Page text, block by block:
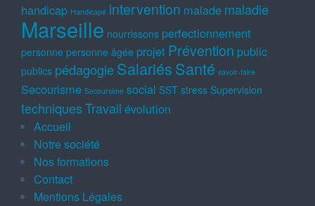
handicap Handicapé intervention malade maladie
Marseille nourrissons perfectionnement
personne personne âgée projet Prévention public
publics pédagogieSalariésSanté savoir-faire
Secourisme Secoursime social SST stress Supervision
techniquesTravail évolution
Accueil
Notre société
Nos formations
Contact
Mentions Légales